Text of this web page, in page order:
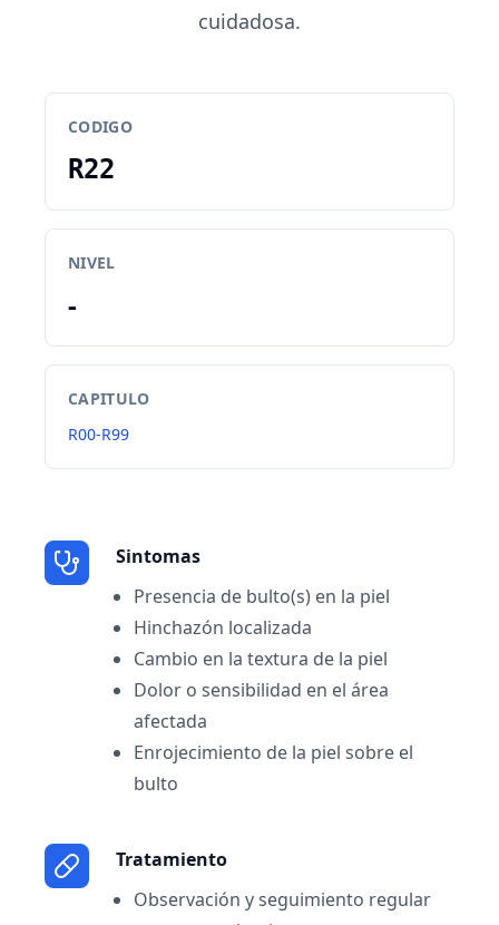
cuidadosa.
CODIGO
R22
NIVEL
-
CAPITULO
R00-R99
Sintomas
Presencia de bulto(s) en la piel
Hinchazón localizada
Cambio en la textura de la piel
Dolor o sensibilidad en el área
afectada
Enrojecimiento de la piel sobre el
bulto
Tratamiento
Observación y seguimiento regular